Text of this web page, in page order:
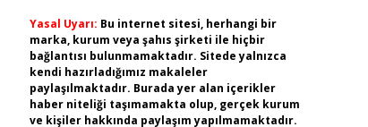
Yasal Uyarı: Bu internet sitesi, herhangi bir
marka, kurum veya şahıs şirketi ile hiçbir
bağlantısı bulunmamaktadır. Sitede yalnızca
kendi hazırladığımız makaleler
paylaşılmaktadır. Burada yer alan içerikler
haber niteliği taşımamakta olup, gerçek kurum
ve kişiler hakkında paylaşım yapılmamaktadır.